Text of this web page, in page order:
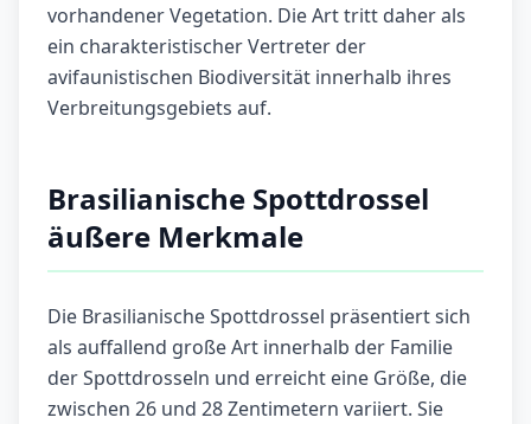
vorhandener Vegetation. Die Art tritt daher als
ein charakteristischer Vertreter der
avifaunistischen Biodiversität innerhalb ihres
Verbreitungsgebiets auf.
Brasilianische Spottdrossel
äußere Merkmale
Die Brasilianische Spottdrossel präsentiert sich
als auffallend große Art innerhalb der Familie
der Spottdrosseln und erreicht eine Größe, die
zwischen 26 und 28 Zentimetern variiert. Sie